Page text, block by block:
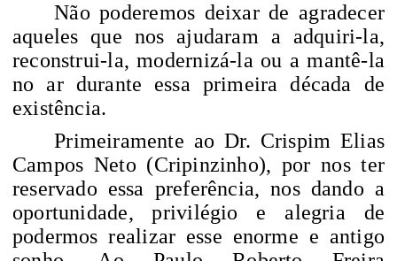
Não poderemos deixar de agradecer
aqueles que nos ajudaram a adquiri-la,
reconstrui-la, modernizá-la ou a mantê-la
no ar durante essa primeira década de
existência.
Primeiramente ao Dr. Crispim Elias
Campos Neto (Cripinzinho), por nos ter
reservado essa preferência, nos dando a
oportunidade, privilégio e alegria de
podermos realizar esse enorme e antigo